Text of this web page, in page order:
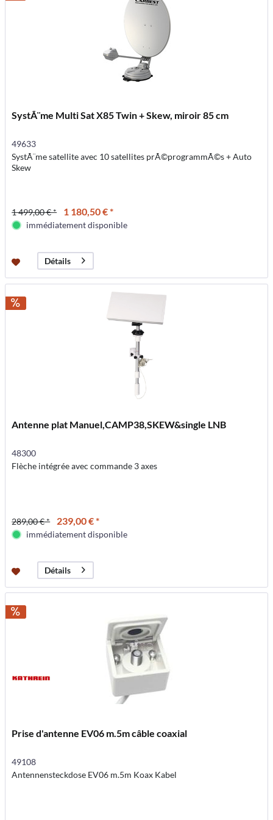
SystÃ¨me Multi Sat X85 Twin + Skew, miroir 85 cm
49633
SystÃ¨me satellite avec 10 satellites prÃ©programmÃ©s + Auto
Skew
1 499,00 € * 1 180,50 € *
immédiatement disponible
Détails
Antenne plat Manuel,CAMP38,SKEW&single LNB
48300
Flèche intégrée avec commande 3 axes
289,00 € * 239,00 € *
immédiatement disponible
Détails
Prise d'antenne EV06 m.5m câble coaxial
49108
Antennensteckdose EV06 m.5m Koax Kabel